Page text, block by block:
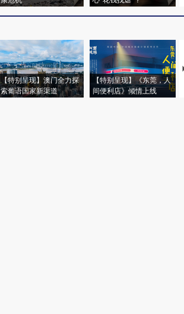
【特别呈现】澳门全力探
索葡语国家新渠道
【特别呈现】《东莞，人
间便利店》倾情上线